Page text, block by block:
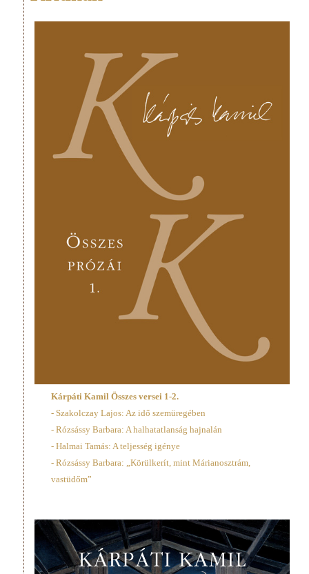
Kárpáti Kamil Összes versei 1-2.
- Szakolczay Lajos: Az idő szemüregében
- Rózsássy Barbara: A halhatatlanság hajnalán
- Halmai Tamás: A teljesség igénye
- Rózsássy Barbara: „Körülkerít, mint Márianosztrám,
vastüdőm”